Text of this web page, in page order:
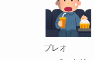
プレオ